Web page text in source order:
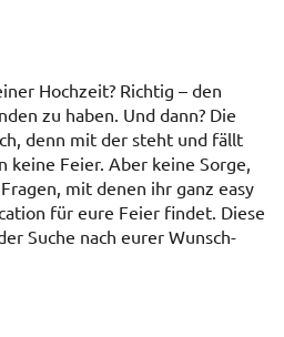
Hochzeit? Richtig – den
zu haben. Und dann? Die
denn mit der steht und fällt
keine Feier. Aber keine Sorge,
mit denen ihr ganz easy
für eure Feier findet. Diese
Suche nach eurer Wunsch-